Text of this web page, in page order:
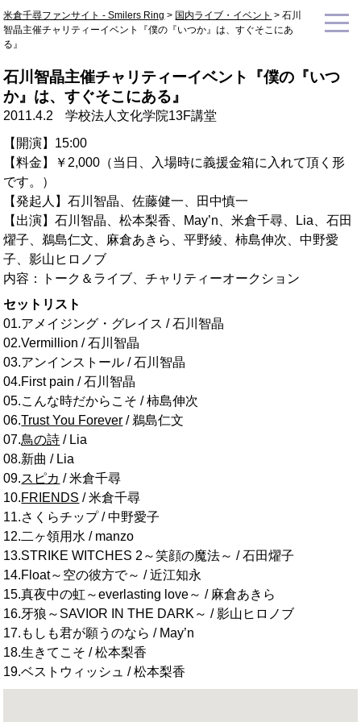
米倉千尋ファンサイト - Smilers Ring > 国内ライブ・イベント >石川
智晶主催チャリティーイベント『僕の『いつか』は、すぐそこにあ
る』
石川智晶主催チャリティーイベント『僕の『いつ
か』は、すぐそこにある』
2011.4.2
学校法人文化学院13F講堂
【開演】15:00
【料金】￥2,000（当日、入場時に義援金箱に入れて頂く形
です。）
【発起人】石川智晶、佐藤健一、田中慎一
【出演】石川智晶、松本梨香、May’n、米倉千尋、Lia、石田
燿子、鵜島仁文、麻倉あきら、平野綾、柿島伸次、中野愛
子、影山ヒロノブ
内容：トーク＆ライブ、チャリティーオークション
セットリスト
01.アメイジング・グレイス / 石川智晶
02.Vermillion / 石川智晶
03.アンインストール / 石川智晶
04.First pain / 石川智晶
05.こんな時だからこそ / 柿島伸次
06.Trust You Forever / 鵜島仁文
07.鳥の詩 / Lia
08.新曲 / Lia
09.スピカ / 米倉千尋
10.FRIENDS / 米倉千尋
11.さくらチップ / 中野愛子
12.二ヶ領用水 / manzo
13.STRIKE WITCHES 2～笑顔の魔法～ / 石田燿子
14.Float～空の彼方で～ / 近江知永
15.真夜中の虹～everlasting love～ / 麻倉あきら
16.牙狼～SAVIOR IN THE DARK～ / 影山ヒロノブ
17.もしも君が願うのなら / May’n
18.生きてこそ / 松本梨香
19.ベストウィッシュ / 松本梨香